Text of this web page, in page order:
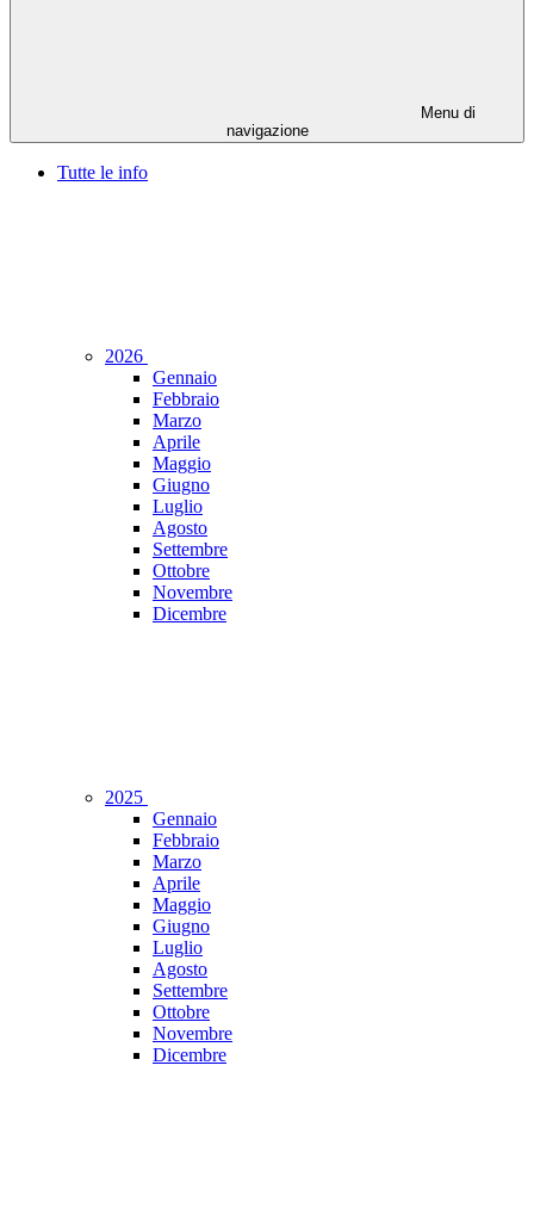
Menu di
navigazione
Tutte le info
2026
Gennaio
Febbraio
Marzo
Aprile
Maggio
Giugno
Luglio
Agosto
Settembre
Ottobre
Novembre
Dicembre
2025
Gennaio
Febbraio
Marzo
Aprile
Maggio
Giugno
Luglio
Agosto
Settembre
Ottobre
Novembre
Dicembre